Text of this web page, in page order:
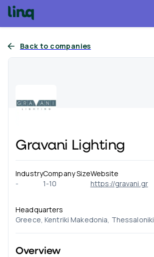
Back to companies
Gravani Lighting
Industry
-
Company Size
1-10
Website
https://gravani.gr
Headquarters
Greece, Kentriki Makedonia, Thessaloniki
Overview